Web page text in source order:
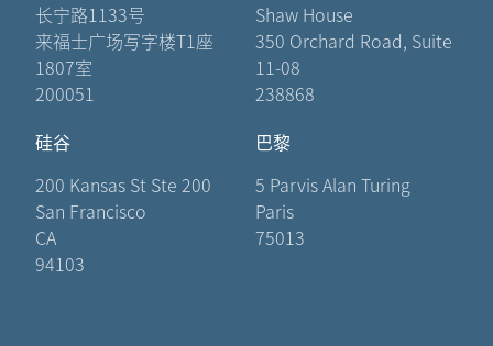
长宁路1133号
来福士广场写字楼T1座
1807室
200051
Shaw House
350 Orchard Road, Suite
11-08
238868
硅谷
200 Kansas St Ste 200
San Francisco
CA
94103
巴黎
5 Parvis Alan Turing
Paris
75013